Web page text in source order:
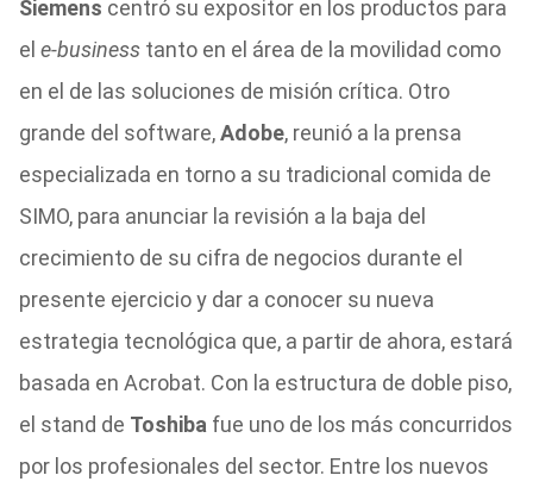
Siemens centró su expositor en los productos para
el e-businesstanto en el área de la movilidad como
en el de las soluciones de misión crítica. Otro
grande del software,Adobe, reunió a la prensa
especializada en torno a su tradicional comida de
SIMO, para anunciar la revisión a la baja del
crecimiento de su cifra de negocios durante el
presente ejercicio y dar a conocer su nueva
estrategia tecnológica que, a partir de ahora, estará
basada en Acrobat. Con la estructura de doble piso,
el stand de Toshiba fue uno de los más concurridos
por los profesionales del sector. Entre los nuevos